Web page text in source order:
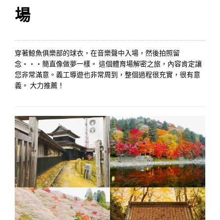
場
穿著鯨魚俱樂部的球衣，在音樂聲中入場，然後拍照留
念・・・簡直像做夢一樣。 這個體育場解密之旅，內容肯定讓
您非常滿意。義工導遊也非常周到，整個過程很充實，很有意
義。 大力推薦！